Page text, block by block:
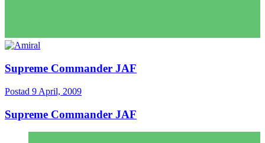
Supreme Commander JAF
Postad 9 April, 2009
Supreme Commander JAF